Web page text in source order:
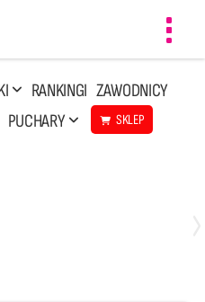
RANKINGI ZAWODNICY
PUCHARY SKLEP